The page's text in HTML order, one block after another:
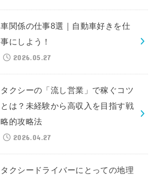
車関係の仕事8選｜自動車好きを仕
事にしよう！
2026.05.27
タクシーの「流し営業」で稼ぐコツ
とは？未経験から高収入を目指す戦
略的攻略法
2026.04.27
タクシードライバーにとっての地理